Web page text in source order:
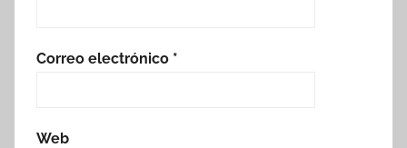
Correo electrónico *
Web